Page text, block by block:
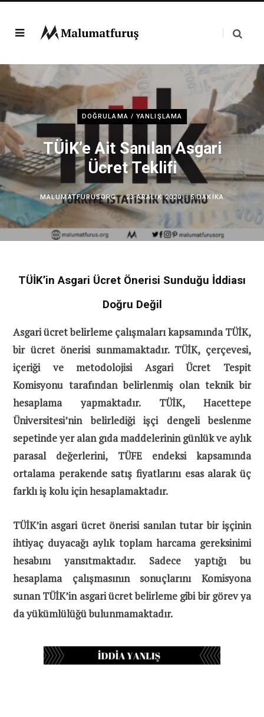
DOĞRULAMA / YANLIŞLAMA
TÜİK’e Ait Sanılan Asgari
Ücret Teklifi
MALUMATFURUSORG 23 ARALIK 2020 5 DAKIKA
TÜİK’in Asgari Ücret Önerisi Sunduğu İddiası
Doğru Değil
Asgari ücret belirleme çalışmaları kapsamında TÜİK,
bir ücret önerisi sunmamaktadır. TÜİK, çerçevesi,
içeriği ve metodolojisi Asgari Ücret Tespit
Komisyonu tarafından belirlenmiş olan teknik bir
hesaplama yapmaktadır. TÜİK, Hacettepe
Üniversitesi’nin belirlediği işçi dengeli beslenme
sepetinde yer alan gıda maddelerinin günlük ve aylık
parasal değerlerini, TÜFE endeksi kapsamında
ortalama perakende satış fiyatlarını esas alarak üç
farklı iş kolu için hesaplamaktadır.
TÜİK’in asgari ücret önerisi sanılan tutar bir işçinin
ihtiyaç duyacağı aylık toplam harcama gereksinimi
hesabını yansıtmaktadır. Sadece yaptığı bu
hesaplama çalışmasının sonuçlarını Komisyona
sunan TÜİK’in asgari ücret belirleme gibi bir görev ya
da yükümlülüğü bulunmamaktadır.